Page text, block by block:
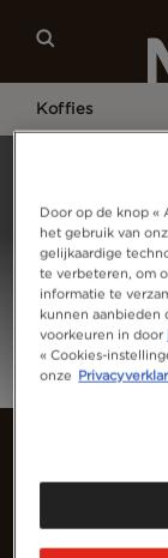
Koffies
Door op de knop «
het gebruik van
gelijkaardige
te verbeteren, om
informatie te
kunnen aanbieden
voorkeuren in door
« Cookies-
onze